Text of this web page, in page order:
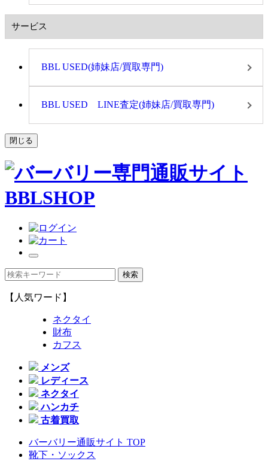
サービス
BBL USED(姉妹店/買取専門)
BBL USED LINE査定(姉妹店/買取専門)
閉じる
【人気ワード】
ネクタイ
財布
カフス
メンズ
レディース
ネクタイ
ハンカチ
古着買取
バーバリー通販サイト TOP
靴下・ソックス